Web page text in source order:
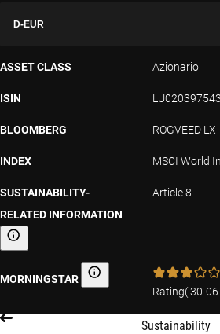
D-EUR
ASSET CLASS Azionario
ISIN
BLOOMBERG ROGVEED LX
INDEX MSCI World
SUSTAINABILITY-
RELATED INFORMATION
Sustainability-related information
Article 8
MORNINGSTAR Morningstar
Rating(30-06
Sustainability